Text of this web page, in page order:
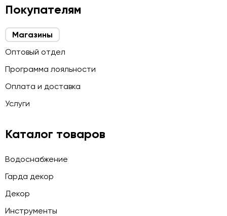
Покупателям
Магазины
Оптовый отдел
Программа лояльности
Оплата и доставка
Услуги
Каталог товаров
Водоснабжение
Гарда декор
Декор
Инструменты